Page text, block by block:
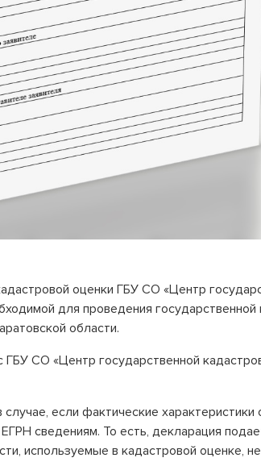
оценки ГБУ СО «Центр
для проведения государственной
области.
СО «Центр государственной
если фактические
сведениям. То есть, декларация
используемые в кадастровой оценке,